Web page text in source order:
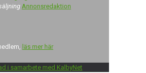
Annonsredaktion
läs mer här
i samarbete med KalbyNet